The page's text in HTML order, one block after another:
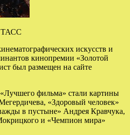
ТАСС
искусств и
кинопремии «Золотой
был размещен на сайте
фильма» стали картины
«Здоровый человек»
в пустыне» Андрея Кравчука,
и «Чемпион мира»